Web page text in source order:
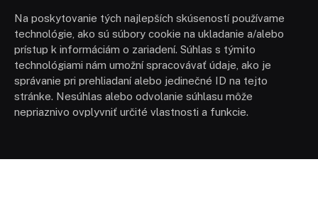
Na poskytovanie tých najlepších skúseností používame
technológie, ako sú súbory cookie na ukladanie a/alebo
prístup k informáciám o zariadení. Súhlas s týmito
technológiami nám umožní spracovávať údaje, ako je
správanie pri prehliadaní alebo jedinečné ID na tejto
stránke. Nesúhlas alebo odvolanie súhlasu môže
nepriaznivo ovplyvniť určité vlastnosti a funkcie.